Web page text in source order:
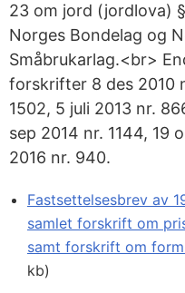
23 om jord (jordlova)
Norges Bondelag og
Småbrukarlag.<br>
forskrifter 8 des 2010
1502, 5 juli 2013 nr.
sep 2014 nr. 1144, 19
2016 nr. 940.
Fastsettelsesbrev av
samlet forskrift om
samt forskrift om
kb)